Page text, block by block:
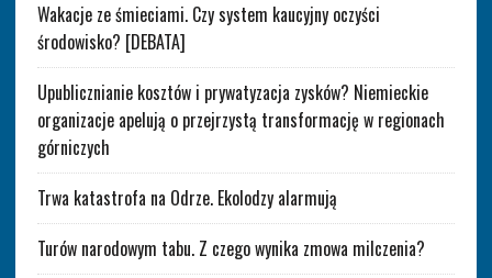
Wakacje ze śmieciami. Czy system kaucyjny oczyści
środowisko? [DEBATA]
Upublicznianie kosztów i prywatyzacja zysków? Niemieckie
organizacje apelują o przejrzystą transformację w regionach
górniczych
Trwa katastrofa na Odrze. Ekolodzy alarmują
Turów narodowym tabu. Z czego wynika zmowa milczenia?